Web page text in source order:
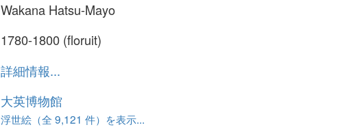
Wakana Hatsu-Mayo
1780-1800 (floruit)
詳細情報...
大英博物館
浮世絵（全 9,121 件）を表示...